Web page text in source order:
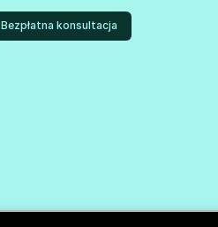
Bezpłatna konsultacja